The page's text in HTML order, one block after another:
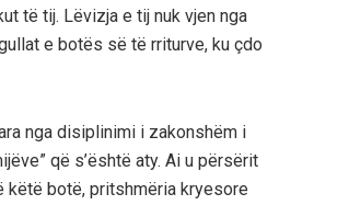
të tij. Lëvizja e tij nuk vjen nga
e botës së të rriturve, ku çdo
nga disiplinimi i zakonshëm i
që s’është aty. Ai u përsërit
këtë botë, pritshmëria kryesore